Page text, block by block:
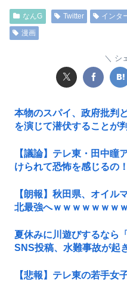
なんG Twitter インタ
漫画
シ
本物のスパイ、政府批判
を演じて潜伏することが
【議論】テレ東・田中瞳
けられて恐怖を感じるの
【朗報】秋田県、オイル
北最強へｗｗｗｗｗｗｗ
夏休みに川遊びするなら
SNS投稿、水難事故が起
【悲報】テレ東の若手女